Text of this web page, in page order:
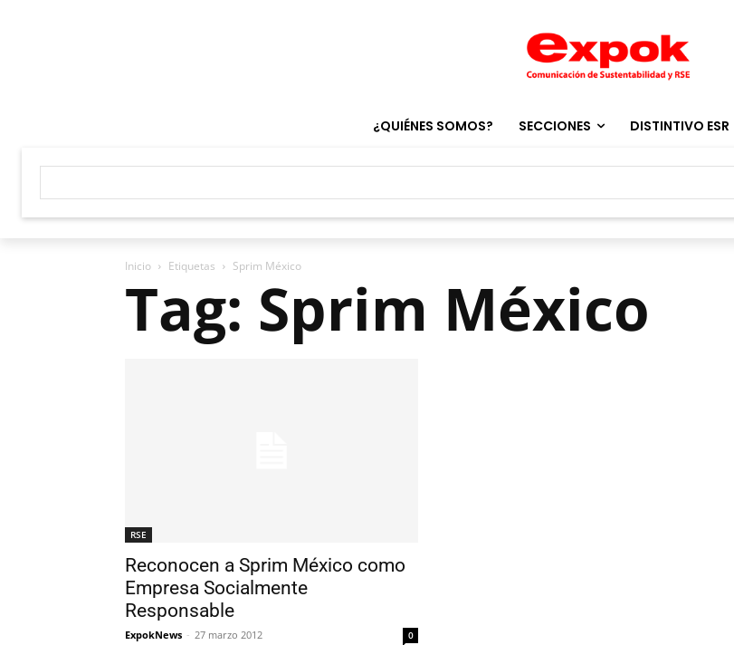
¿QUIÉNES SOMOS? SECCIONES DISTINTIVO ESR
Inicio Etiquetas Sprim México
Tag: Sprim México
RSE
Reconocen a Sprim México como
Empresa Socialmente
Responsable
ExpokNews - 27 marzo 2012 0